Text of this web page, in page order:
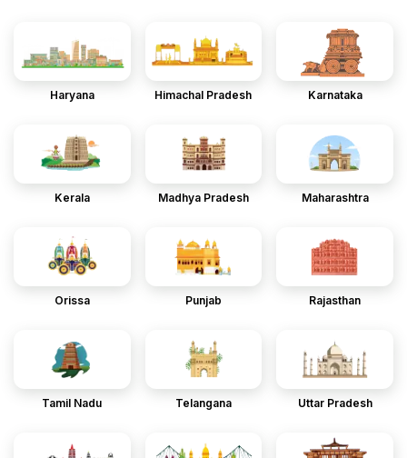
Haryana Himachal Pradesh Karnataka
Kerala Madhya Pradesh Maharashtra
Orissa Punjab Rajasthan
Tamil Nadu Telangana Uttar Pradesh